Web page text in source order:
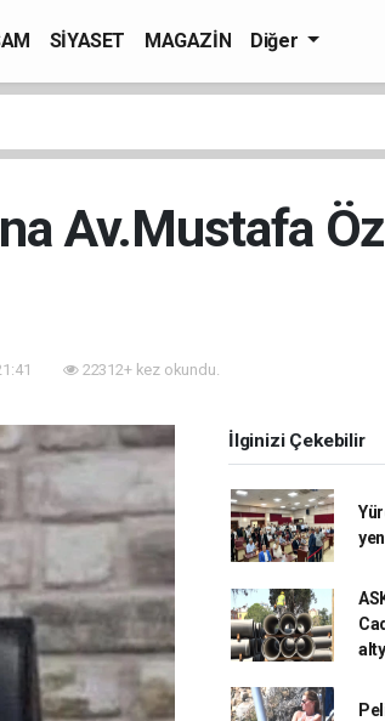
SİYASET MAGAZİN Diğer
Av.Mustafa
22312+ kez okundu.
İlginizi Çekebilir